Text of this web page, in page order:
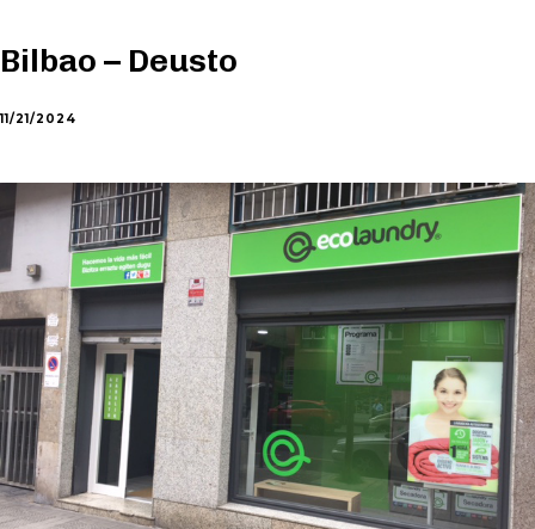
Bilbao – Deusto
11/21/2024